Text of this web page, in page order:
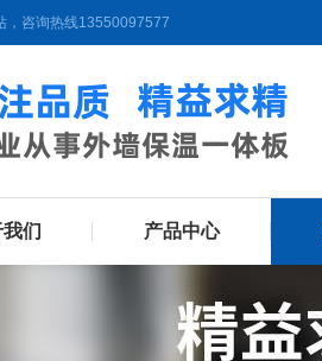
，咨询热线13550097577
们 产品中心